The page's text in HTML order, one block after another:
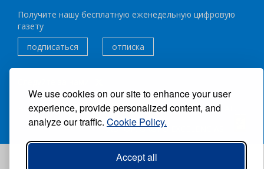
We use cookies on our site to enhance your user
experience, provide personalized content, and
analyze our traffic. Cookie Policy.
Accept all
Получите нашу бесплатную еженедельную цифровую
газету
подписаться
отписка
ВСЕ ПРАВА ЗАЩИЩЕНЫ ®CARIBBEAN NEWS DIGITAL.
АВТОР:GRUPO EXCELENCIAS.